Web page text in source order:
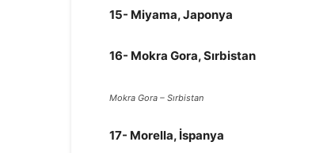
15- Miyama, Japonya
16- Mokra Gora, Sırbistan
Mokra Gora – Sırbistan
17- Morella, İspanya